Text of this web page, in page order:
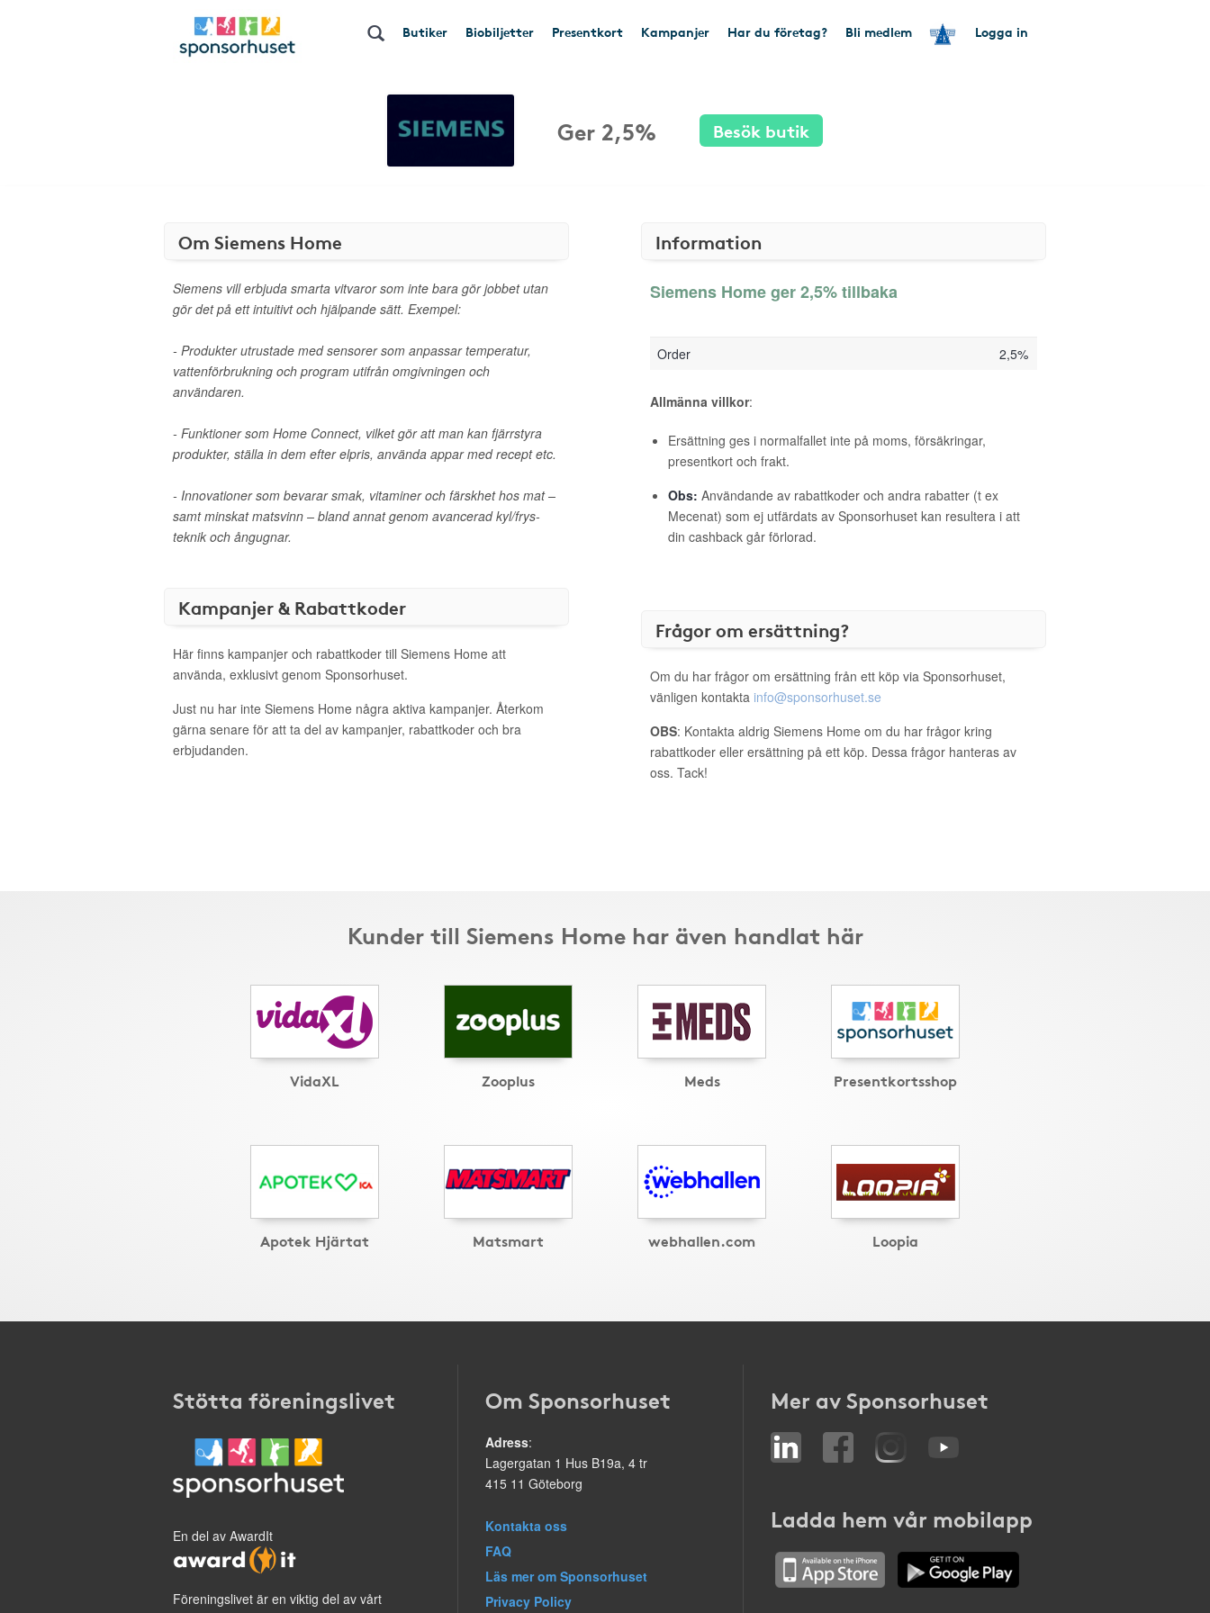
Butiker Biobiljetter Presentkort Kampanjer Har du företag? Bli medlem Logga in
Ger 2,5% Besök butik
Om Siemens Home
Siemens vill erbjuda smarta vitvaror som inte bara gör jobbet utan
gör det på ett intuitivt och hjälpande sätt. Exempel:
- Produkter utrustade med sensorer som anpassar temperatur,
vattenförbrukning och program utifrån omgivningen och
användaren.
- Funktioner som Home Connect, vilket gör att man kan fjärrstyra
produkter, ställa in dem efter elpris, använda appar med recept etc.
- Innovationer som bevarar smak, vitaminer och färskhet hos mat –
samt minskat matsvinn – bland annat genom avancerad kyl/frys-
teknik och ångugnar.
Kampanjer & Rabattkoder
Här finns kampanjer och rabattkoder till Siemens Home att
använda, exklusivt genom Sponsorhuset.
Just nu har inte Siemens Home några aktiva kampanjer. Återkom
gärna senare för att ta del av kampanjer, rabattkoder och bra
erbjudanden.
Information
Siemens Home ger 2,5% tillbaka
Order 2,5%
Allmänna villkor:
Ersättning ges i normalfallet inte på moms, försäkringar,
presentkort och frakt.
Obs: Användande av rabattkoder och andra rabatter (t ex
Mecenat) som ej utfärdats av Sponsorhuset kan resultera i att
din cashback går förlorad.
Frågor om ersättning?
Om du har frågor om ersättning från ett köp via Sponsorhuset,
vänligen kontakta info@sponsorhuset.se
OBS: Kontakta aldrig Siemens Home om du har frågor kring
rabattkoder eller ersättning på ett köp. Dessa frågor hanteras av
oss. Tack!
Kunder till Siemens Home har även handlat här
VidaXL Zooplus Meds Presentkortsshop
Apotek Hjärtat Matsmart webhallen.com Loopia
Stötta föreningslivet
En del av AwardIt
Föreningslivet är en viktig del av vårt
Om Sponsorhuset
Adress:
Lagergatan 1 Hus B19a, 4 tr
415 11 Göteborg
Kontakta oss
FAQ
Läs mer om Sponsorhuset
Privacy Policy
Mer av Sponsorhuset
Ladda hem vår mobilapp